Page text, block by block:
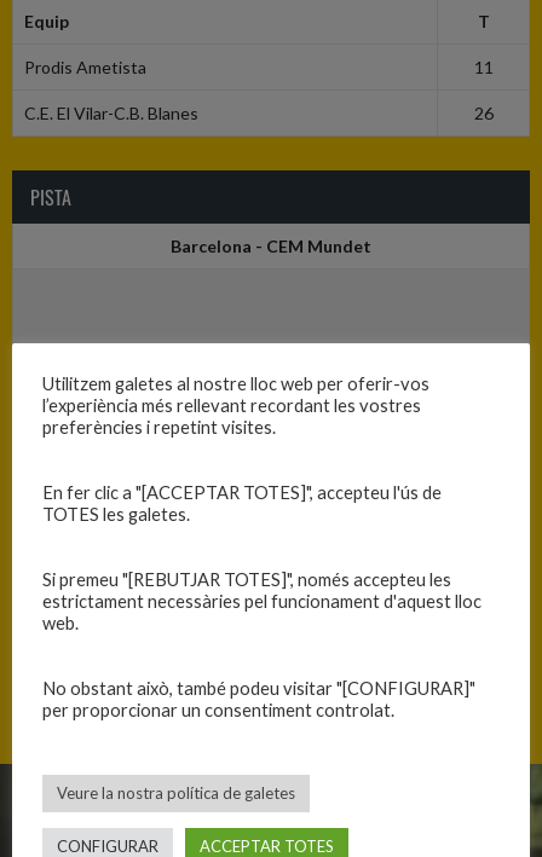
Equip T
Prodis Ametista 11
C.E. El Vilar-C.B. Blanes 26
PISTA
Barcelona - CEM Mundet
Avinguda Artur Mundet, 08001 Barcelona, Catalunya
Utilitzem galetes al nostre lloc web per oferir-vos
l’experiència més rellevant recordant les vostres
preferències i repetint visites.
En fer clic a "[ACCEPTAR TOTES]", accepteu l'ús de
TOTES les galetes.
Si premeu "[REBUTJAR TOTES]", només accepteu les
estrictament necessàries pel funcionament d'aquest lloc
web.
No obstant això, també podeu visitar "[CONFIGURAR]"
per proporcionar un consentiment controlat.
Veure la nostra política de galetes
CONFIGURAR ACCEPTAR TOTES